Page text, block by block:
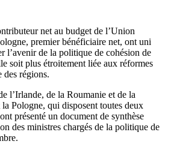
net au budget de l’Union
premier bénéficiaire net, ont uni
l’avenir de la politique de cohésion de
soit plus étroitement liée aux réformes
des régions.
l’Irlande, de la Roumanie et de la
Pologne, qui disposent toutes deux
présenté un document de synthèse
des ministres chargés de la politique de